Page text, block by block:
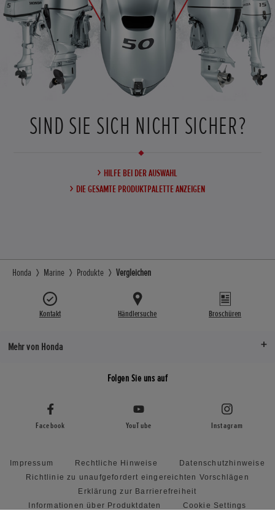
SIND SIE SICH NICHT SICHER?
HILFE BEI DER AUSWAHL
DIE GESAMTE PRODUKTPALETTE ANZEIGEN
Honda Marine Produkte Vergleichen
Kontakt Händlersuche Broschüren
Mehr von Honda
Folgen Sie uns auf
Facebook YouTube Instagram
Impressum Rechtliche Hinweise
Datenschutzhinweise
Richtlinie zu unaufgefordert eingereichten Vorschlägen
Erklärung zur Barrierefreiheit
Informationen über Produktdaten
Cookie Settings